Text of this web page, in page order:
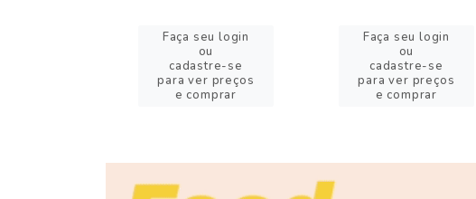
Faça seu login
ou
cadastre-se
para ver preços
e comprar
Faça seu login
ou
cadastre-se
para ver preços
e comprar